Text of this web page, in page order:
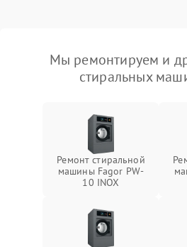
Мы ремонтируем и
стиральных
Ремонт стиральной
машины Fagor PW-
10 INOX